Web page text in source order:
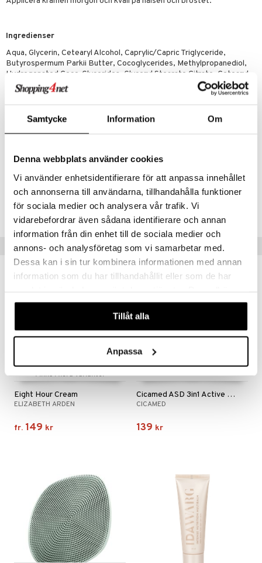
Samtycke Information Om
Denna webbplats använder cookies
Vi använder enhetsidentifierare för att anpassa innehållet
och annonserna till användarna, tillhandahålla funktioner
för sociala medier och analysera vår trafik. Vi
vidarebefordrar även sådana identifierare och annan
information från din enhet till de sociala medier och
annons- och analysföretag som vi samarbetar med.
Dessa kan i sin tur kombinera informationen med annan
information som du har tillhandahållit eller som de har
våra cookies vid fortsatt användande av vår webbplats.
Tillåt alla
Anpassa
Ingredienser
Aqua, Glycerin, Cetearyl Alcohol, Caprylic/Capric Triglyceride,
Butyrospermum Parkii Butter, Cocoglycerides, Methylpropanediol,
Hydrogenated Coco-Glycerides, Glyceryl Stearate Citrate, Cetearyl
Isononanoate, Triisostearin, Squalane, Creatine, Panthenol, Glyceryl
Stearate, Xanthan Gum, Ethylhexylglycerin, Caprylyl Glycol,
Hydroxide, Citric Acid, Parfum
Artikelnr
CNW60-NL-200-XX-XX
Lägsta pris senaste 30 dagarna: 135 kr
Populära produkter
Finns i flera varianter
Eight Hour Cream
ELIZABETH ARDEN
fr. 149 kr
Cicamed ASD 3in1 Active Spot Treatment
CICAMED
139 kr